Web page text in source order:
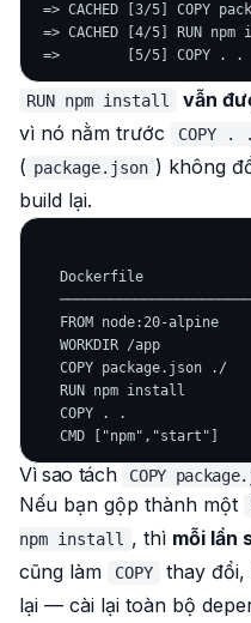
=> CACHED [3/5] COPY
=> CACHED [4/5] RUN
RUN npm install vẫn
vì nó nằm trước COPY . .
( package.json ) không
build lại.
Dockerfile
FROM node:20-alpine
WORKDIR /app
COPY package.json ./
RUN npm install
COPY . .
Vì sao tách COPY
Nếu bạn gộp thành một
npm install
, thì mỗi lần
cũng làm
COPY thay đổi,
lại — cài lại toàn bộ